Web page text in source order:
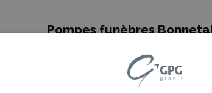
Pompes funèbres
Pompes funèbres Connerré